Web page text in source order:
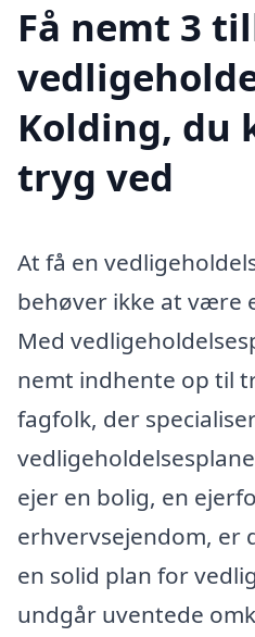
Få nemt 3
Kolding, du
tryg ved
At få en
behøver ikke at være
Med
nemt indhente op til
fagfolk, der
ejer en bolig, en
erhvervsejendom, er
en solid plan for
undgår uventede